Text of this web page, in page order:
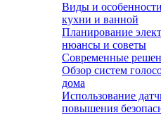
Виды и
кухни и ванной
Планирование
нюансы и советы
Современные
Обзор систем
дома
Использование
повышения